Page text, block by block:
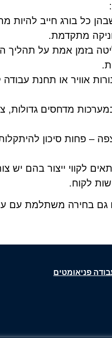
כל בורג חייב להיות
מתקדמת.
בזמן אמת על תהליך
אוויר או תחנת
מדחסים גדולות,
– פחות סיכון
לקווי ייצור בהם יש
גם בחירה משתלמת עם
פניאומטים